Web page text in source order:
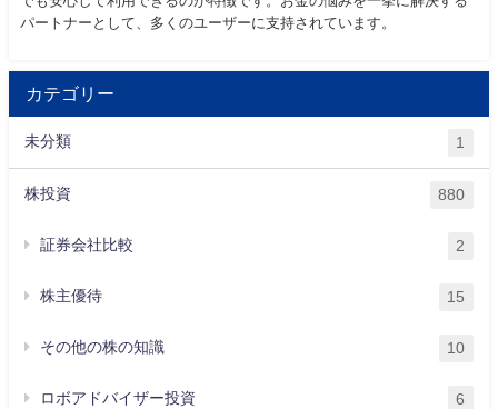
パートナーとして、多くのユーザーに支持されています。
カテゴリー
未分類 1
株投資 880
証券会社比較 2
株主優待 15
その他の株の知識 10
ロボアドバイザー投資 6